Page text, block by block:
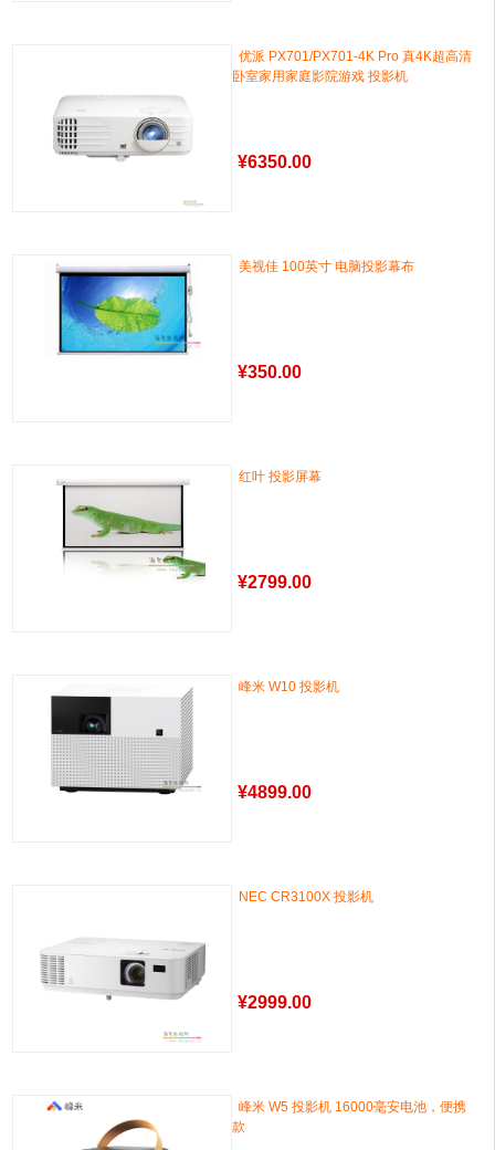
优派 PX701/PX701-4K Pro 真4K超高清
卧室家用家庭影院游戏 投影机
¥6350.00
美视佳 100英寸 电脑投影幕布
¥350.00
红叶 投影屏幕
¥2799.00
峰米 W10 投影机
¥4899.00
NEC CR3100X 投影机
¥2999.00
峰米 W5 投影机 16000毫安电池，便携
款